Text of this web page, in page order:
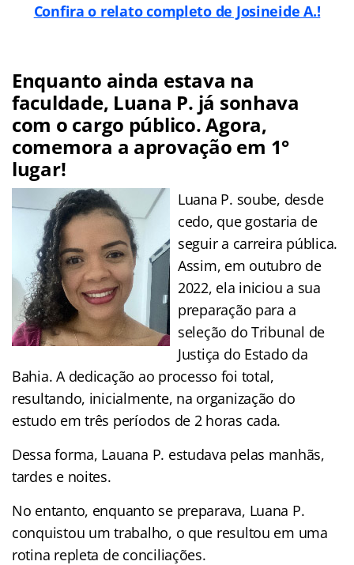
Confira o relato completo de Josineide A.!
Enquanto ainda estava na
faculdade, Luana P. já sonhava
com o cargo público. Agora,
comemora a aprovação em 1°
lugar!
Luana P. soube, desde
cedo, que gostaria de
seguir a carreira pública.
Assim, em outubro de
2022, ela iniciou a sua
preparação para a
seleção do Tribunal de
Justiça do Estado da
Bahia. A dedicação ao processo foi total,
resultando, inicialmente, na organização do
estudo em três períodos de 2 horas cada.
Dessa forma, Lauana P. estudava pelas manhãs,
tardes e noites.
No entanto, enquanto se preparava, Luana P.
conquistou um trabalho, o que resultou em uma
rotina repleta de conciliações.